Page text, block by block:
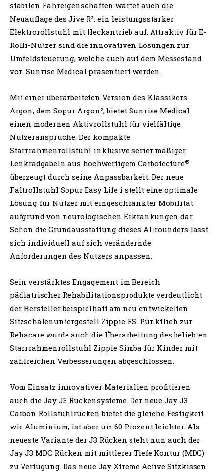
stabilen Fahreigenschaften wartet auch die
Neuauflage des Jive R², ein leistungsstarker
Elektrorollstuhl mit Heckantrieb auf. Attraktiv für E-
Rolli-Nutzer sind die innovativen Lösungen zur
Umfeldsteuerung, welche auch auf dem Messestand
von Sunrise Medical präsentiert werden.
Mit einer überarbeiteten Version des Klassikers
Argon, dem Sopur Argon², bietet Sunrise Medical
einen modernen Aktivrollstuhl für vielfältige
Nutzeransprüche. Der kompakte
Starrrahmenrollstuhl inklusive serienmäßiger
Lenkradgabeln aus hochwertigem Carbotecture®
überzeugt durch seine Anpassbarkeit. Der neue
Faltrollstuhl Sopur Easy Life i stellt eine optimale
Lösung für Nutzer mit eingeschränkter Mobilität
aufgrund von neurologischen Erkrankungen dar.
Schon die Grundausstattung dieses Allrounders lässt
sich individuell auf sich verändernde
Anforderungen des Nutzers anpassen.
Sein verstärktes Engagement im Bereich
pädiatrischer Rehabilitationsprodukte verdeutlicht
der Hersteller beispielhaft am neu entwickelten
Sitzschalenuntergestell Zippie RS. Pünktlich zur
Rehacare wurde auch die Überarbeitung des beliebten
Starrrahmenrollstuhl Zippie Simba für Kinder mit
zahlreichen Verbesserungen abgeschlossen.
Vom Einsatz innovativer Materialien profitieren
auch die Jay J3 Rückensysteme. Der neue Jay J3
Carbon Rollstuhlrücken bietet die gleiche Festigkeit
wie Aluminium, ist aber um 60 Prozent leichter. Als
neueste Variante der J3 Rücken steht nun auch der
Jay J3 MDC Rücken mit mittlerer Tiefe Kontur (MDC)
zu Verfügung. Das neue Jay Xtreme Active Sitzkissen